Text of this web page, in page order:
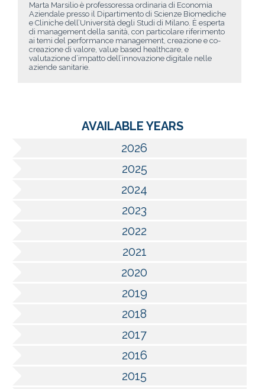
Marta Marsilio è professoressa ordinaria di Economia
Aziendale presso il Dipartimento di Scienze Biomediche
e Cliniche dell’Università degli Studi di Milano. È esperta
di management della sanità, con particolare riferimento
ai temi del performance management, creazione e co-
creazione di valore, value based healthcare, e
valutazione d’impatto dell’innovazione digitale nelle
aziende sanitarie.
AVAILABLE YEARS
2026
2025
2024
2023
2022
2021
2020
2019
2018
2017
2016
2015